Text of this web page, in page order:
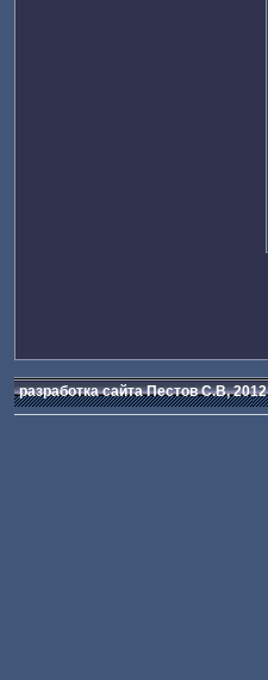
разработка сайта Пестов С.В, 2012